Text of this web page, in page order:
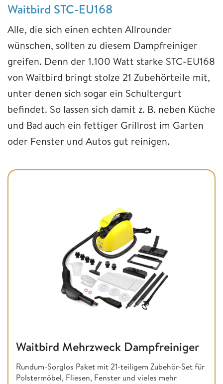
Waitbird STC-EU168
Alle, die sich einen echten Allrounder
wünschen, sollten zu diesem Dampfreiniger
greifen. Denn der 1.100 Watt starke STC-EU168
von Waitbird bringt stolze 21 Zubehörteile mit,
unter denen sich sogar ein Schultergurt
befindet. So lassen sich damit z. B. neben Küche
und Bad auch ein fettiger Grillrost im Garten
oder Fenster und Autos gut reinigen.
Waitbird Mehrzweck Dampfreiniger
Rundum-Sorglos Paket mit 21-teiligem Zubehör-Set für
Polstermöbel, Fliesen, Fenster und vieles mehr